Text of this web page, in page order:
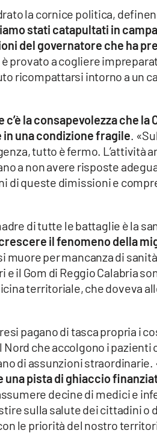
la cornice politica,
stati catapultati in
del governatore che ha
è provato a cogliere
ricompattarsi intorno a un
la consapevolezza che la
una condizione fragile.
tutto è fermo. L’attività
a non avere risposte
di queste dimissioni e
di tutte le battaglie è la
il fenomeno della
muore per mancanza di
e il Gom di Reggio Calabria
territoriale, che doveva
pagano di tasca propria i
che accolgono i pazienti
di assunzioni straordinarie.
pista di ghiaccio
decine di medici e
sulla salute dei cittadini
le priorità del nostro